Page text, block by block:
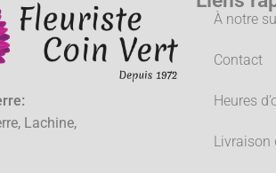
Lachine,
À notre
Contact
Heures
Livraison